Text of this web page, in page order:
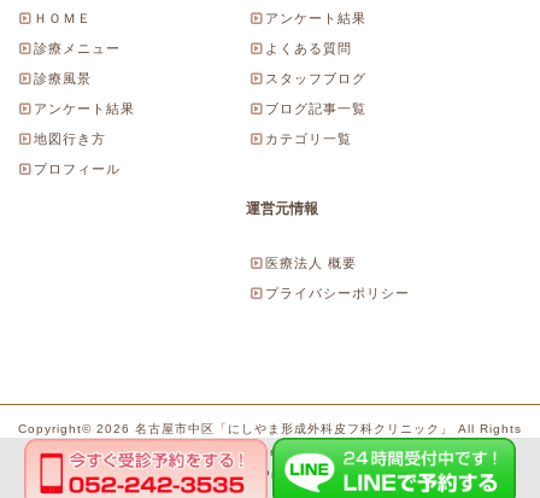
ＨＯＭＥ
診療メニュー
診療風景
アンケート結果
地図行き方
プロフィール
アンケート結果
よくある質問
スタッフブログ
ブログ記事一覧
カテゴリ一覧
運営元情報
医療法人 概要
プライバシーポリシー
Copyright© 2026 名古屋市中区「にしやま形成外科皮フ科クリニック」 All Rights
Reserved.
Powered by WordPress & SeitaiMeijin